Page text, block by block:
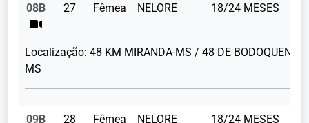
08B 27 Fêmea NELORE 18/24 MESES
Localização: 48 KM MIRANDA-MS / 48 DE BODOQUENA-
MS
09B 28 Fêmea NELORE 18/24 MESES